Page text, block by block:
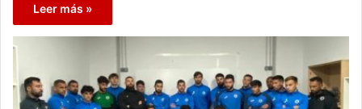
Leer más »